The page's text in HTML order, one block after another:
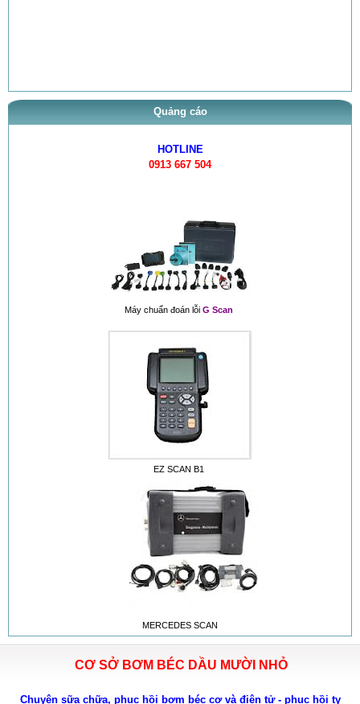
Quảng cáo
HOTLINE
0913 667 504
Máy chuẩn đoán lỗi G Scan
EZ SCAN B1
MERCEDES SCAN
CƠ SỞ BƠM BÉC DẦU MƯỜI NHỎ
Chuyên sữa chữa, phục hồi bơm béc cơ và điện tử - phục hồi ty